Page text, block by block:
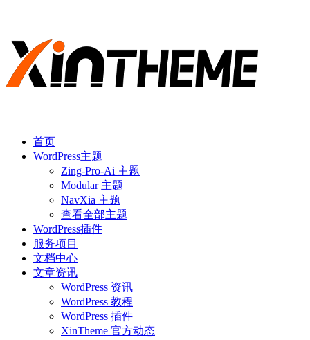
首页
WordPress主题
Zing-Pro-Ai 主题
Modular 主题
NavXia 主题
查看全部主题
WordPress插件
服务项目
文档中心
文章资讯
WordPress 资讯
WordPress 教程
WordPress 插件
XinTheme 官方动态